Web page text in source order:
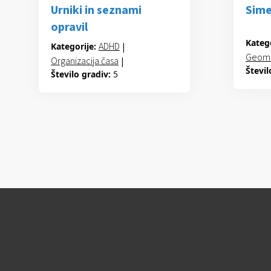
Urniki in seznami
opravil
Kategorije: ADHD |
Organizacija časa |
Učenje učenja
Število gradiv: 5